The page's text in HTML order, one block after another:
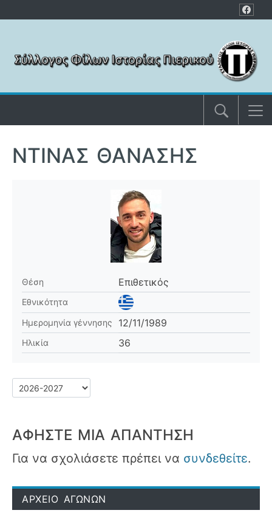
ΝΤΊΝΑΣ ΘΑΝΆΣΗΣ
Θέση Επιθετικός
Εθνικότητα
Ημερομηνία γέννησης
12/11/1989
Ηλικία 36
ΑΦΉΣΤΕ ΜΙΑ ΑΠΆΝΤΗΣΗ
Για να σχολιάσετε πρέπει να συνδεθείτε.
ΑΡΧΕΙΟ ΑΓΩΝΩΝ